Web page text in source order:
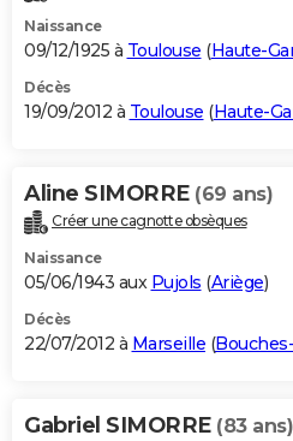
Naissance
09/12/1925 à Toulouse (Haute-
Décès
19/09/2012 à Toulouse (Haute-
Aline SIMORRE (69 ans)
Créer une cagnotte obsèques
Naissance
05/06/1943 aux Pujols (Ariège)
Décès
22/07/2012 à Marseille (
Gabriel SIMORRE (83 ans)